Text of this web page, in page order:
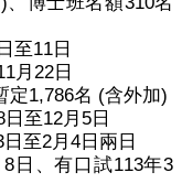
日至11 日
月22 日
定1,786名 (含外加)
日至12月 5 日
日至2月4 日兩日
8 日、有口試113年3